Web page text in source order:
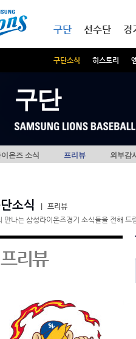
구단
구단소식 히스토리
선수단 경
구단
이온즈 소식 프리뷰 외부감
소식
프리뷰
만나는 삼성라이온즈경기 소식들을 전해 드
프리뷰